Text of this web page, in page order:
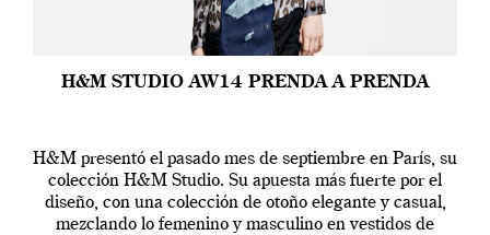
H&M STUDIO AW14 PRENDA A PRENDA
H&M presentó el pasado mes de septiembre en París, su
colección H&M Studio. Su apuesta más fuerte por el
diseño, con una colección de otoño elegante y casual,
mezclando lo femenino y masculino en vestidos de